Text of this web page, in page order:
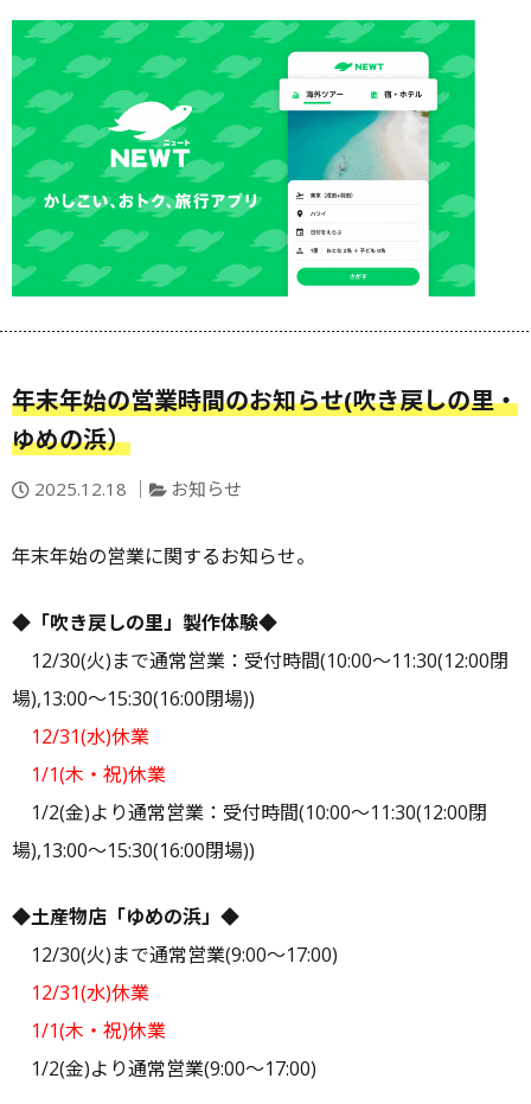
年末年始の営業時間のお知らせ(吹き戻しの里・
ゆめの浜）
投 2025.12.18
カ
リ
お知らせ
年末年始の営業に関するお知らせ。
◆「吹き戻しの里」製作体験◆
12/30(火)まで通常営業：受付時間(10:00～11:30(12:00閉
場),13:00～15:30(16:00閉場))
12/31(水)休業
1/1(木・祝)休業
1/2(金)より通常営業：受付時間(10:00～11:30(12:00閉
場),13:00～15:30(16:00閉場))
◆土産物店「ゆめの浜」◆
12/30(火)まで通常営業(9:00～17:00)
12/31(水)休業
1/1(木・祝)休業
1/2(金)より通常営業(9:00～17:00)